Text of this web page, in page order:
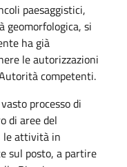
paesaggistici,
geomorfologica, si
ha già
le autorizzazioni
competenti.
processo di
di aree del
le attività in
sul posto, a partire